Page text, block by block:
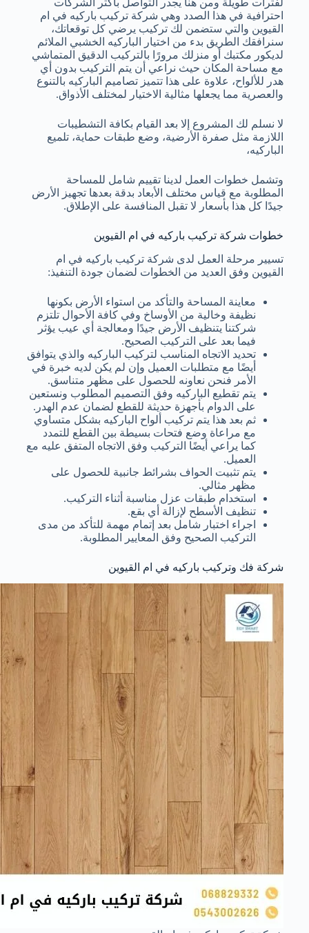
احترافية في هذا الصدد وهي شركة تركيب باركيه في ام
القيوين والتي ستضمن لك تركيب يرضي كل توقعاتك،
سنرافقك الطريق بدء من اختيار الباركيه الخشبي الملائم
لديكور مكتبك أو منزلك مرورًا بالتركيب الدقيق المتماشي
مع مساحة المكان حيث نراعي أن يتم التركيب بدون أي
هدر للألواح، علاوة على هذا تتميز تصاميم الباركيه بالتنوع
والعصرية مما يجعلها مثالية الاختيار لمختلف الأذواق.
لا نسلم لك المشروع إلا بعد القيام بكافة التشطيبات
اللازمة مثل صفرة الأرضية، وضع طبقات حماية، تلميع
الباركيه،
وتشمل خطوات العمل لدينا تقييم شامل للمساحة
المطلوبة مع قياس مختلف الأبعاد بدقة بعدها تجهيز الأرض
جيدًا كل هذا بأسعار لا تقبل المنافسة على الإطلاق.
خطوات شركة تركيب باركيه في ام القيوين
تسيير مرحلة العمل لدى شركة تركيب باركيه في ام
القيوين وفق العديد من الخطوات لضمان جودة التنفيذ:
معاينة المساحة والتأكد من استواء الأرض بكونها
نظيفة وخالية من الأوساخ وفي كافة الأحوال تلتزم
شركتنا يتنظيف الأرض جيدًا ومعالجة أي عيب يؤثر
فيما بعد على التركيب الصحيح.
تحديد الاتجاه المناسب لتركيب الباركيه والذي يتوافق
أيضًا مع متطلبات العميل وإن لم يكن لديه خبرة في
الأمر فنحن نعاونه للحصول على مظهر متناسق.
يتم تقطيع الباركيه وفق التصميم المطلوب ونستعين
على الدوام بأجهزة حديثة للقطع لضمان عدم الهدر.
ثم بعد هذا يتم تركيب ألواح الباركيه بشكل متساوي
مع مراعاة وضع فتحات بسيطة بين القطع للتمدد
كما يراعي أيضًا التركيب وفق الاتجاه المتفق عليه مع
العميل.
يتم تثبيت الحواف بشرائط جانبية للحصول على
مظهر مثالي.
استخدام طبقات عزل مناسبة أثناء التركيب.
تنظيف الأسطح لإزالة أي بقع.
اجراء اختبار شامل بعد إتمام مهمة للتأكد من مدى
التركيب الصحيح وفق المعايير المطلوبة.
شركة فك وتركيب باركيه في ام القيوين